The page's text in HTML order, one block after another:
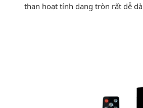
than hoạt tính dạng tròn rất dễ